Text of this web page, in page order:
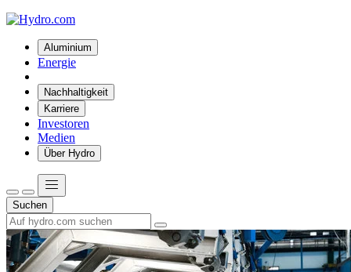
Aluminium
Energie
Nachhaltigkeit
Karriere
Investoren
Medien
Über Hydro
Suchen